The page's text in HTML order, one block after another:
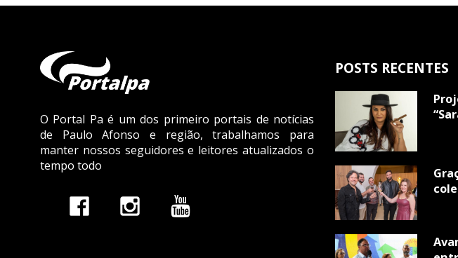
O Portal Pa é um dos primeiro portais de notícias
de Paulo Afonso e região, trabalhamos para
manter nossos seguidores e leitores atualizados o
tempo todo
POSTS RECENTES